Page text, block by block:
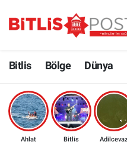
Bitlis Bölge Dünya
Ahlat Bitlis
Bölge
Çevre
Bitlis Trafik
Süper Lig Puan